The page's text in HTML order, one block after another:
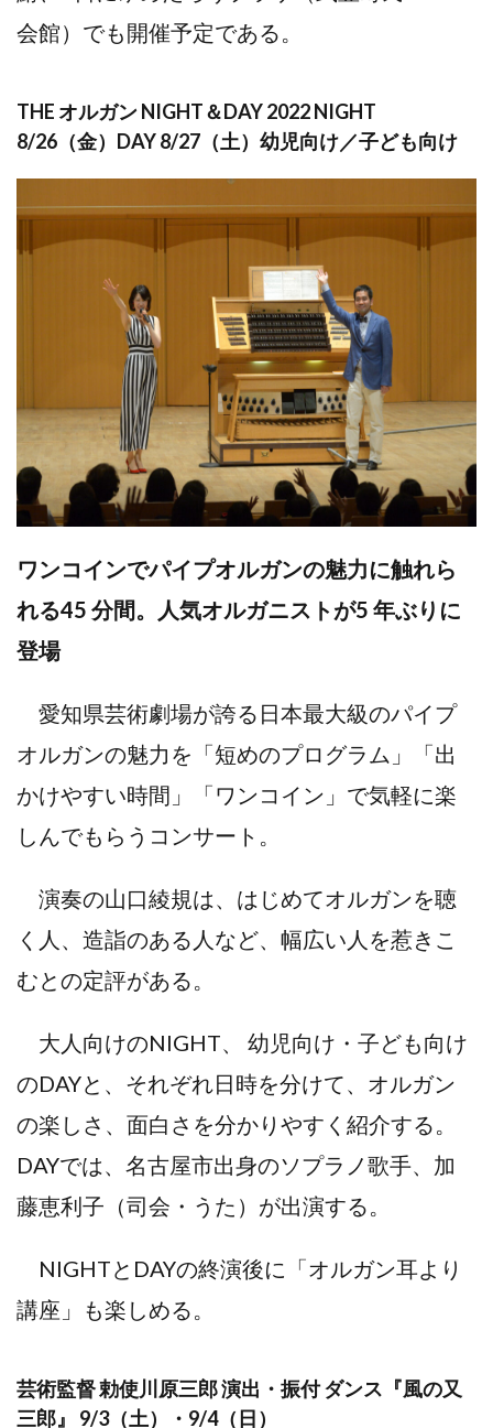
会館）でも開催予定である。
THE オルガン NIGHT＆DAY 2022 NIGHT
8/26（金）DAY 8/27（土）幼児向け／子ども向け
ワンコインでパイプオルガンの魅力に触れら
れる45 分間。人気オルガニストが5 年ぶりに
登場
愛知県芸術劇場が誇る日本最大級のパイプ
オルガンの魅力を「短めのプログラム」「出
かけやすい時間」「ワンコイン」で気軽に楽
しんでもらうコンサート。
演奏の山口綾規は、はじめてオルガンを聴
く人、造詣のある人など、幅広い人を惹きこ
むとの定評がある。
大人向けのNIGHT、 幼児向け・子ども向け
のDAYと、それぞれ日時を分けて、オルガン
の楽しさ、面白さを分かりやすく紹介する。
DAYでは、名古屋市出身のソプラノ歌手、加
藤恵利子（司会・うた）が出演する。
NIGHTとDAYの終演後に「オルガン耳より
講座」も楽しめる。
芸術監督 勅使川原三郎 演出・振付 ダンス『風の又
三郎』 9/3（土）・9/4（日）